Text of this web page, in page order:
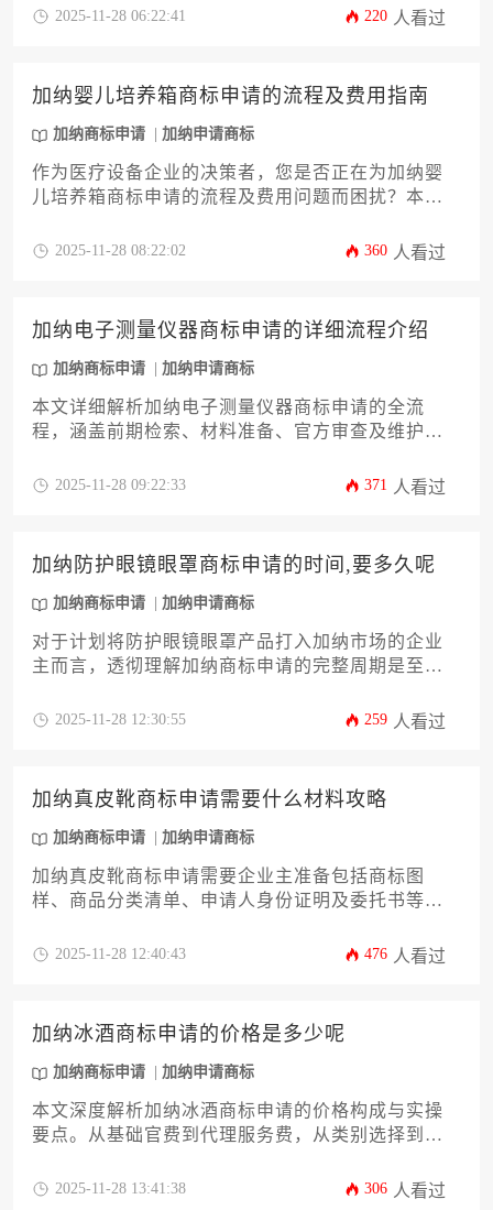
求与准备要点，以及从提交到注册的完整流程。文
在加纳的商标布局，规避潜在风险。
2025-11-28 06:22:41 220 人看过
加纳婴儿培养箱商标申请的流程及费用指南
加纳商标申请 加纳申请商标
作为医疗设备企业的决策者，您是否正在为加纳婴
儿培养箱商标申请的流程及费用问题而困扰？本文
请前查询到最终注册的全过程，涵盖官方费用、代
份关于加纳商标申请的专业攻略都将为您提供清
晰、实用的行动路线图，助您高效稳妥地完成知识
产权布局。
2025-11-28 08:22:02 360 人看过
加纳电子测量仪器商标申请的详细流程介绍
加纳商标申请 加纳申请商标
本文详细解析加纳电子测量仪器商标申请的全流
程，涵盖前期检索、材料准备、官方审查及维护策
风险、提升注册成功率的实用建议，助力品牌在加
2025-11-28 09:22:33 371 人看过
加纳防护眼镜眼罩商标申请的时间,要多久呢
加纳商标申请 加纳申请商标
对于计划将防护眼镜眼罩产品打入加纳市场的企业
主而言，透彻理解加纳商标申请的完整周期是至关
终注册的全流程时间线，详细解析影响审批速度的
局，确保您的品牌权益在加纳获得及时、全面的法
律保护。
2025-11-28 12:30:55 259 人看过
加纳真皮靴商标申请需要什么材料攻略
加纳商标申请 加纳申请商标
加纳真皮靴商标申请需要企业主准备包括商标图
样、商品分类清单、申请人身份证明及委托书等核
清单及法律注意事项，帮助企业高效完成知识产权
2025-11-28 12:40:43 476 人看过
加纳冰酒商标申请的价格是多少呢
加纳商标申请 加纳申请商标
本文深度解析加纳冰酒商标申请的价格构成与实操
要点。从基础官费到代理服务费，从类别选择到流
策略。涵盖12个核心维度，助您精准预算并高效完
2025-11-28 13:41:38 306 人看过